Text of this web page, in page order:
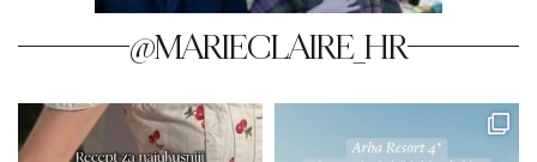
@MARIECLAIRE_HR